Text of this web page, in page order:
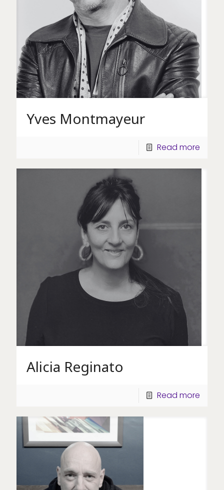
Yves Montmayeur
Read more
Alicia Reginato
Read more